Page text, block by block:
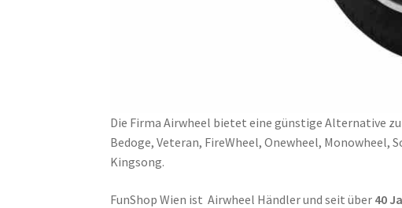
Die Firma Airwheel bietet eine günstige Alternative
Bedoge, Veteran, FireWheel, Onewheel, Monowheel,
Kingsong.
FunShop Wien ist Airwheel Händler und seit über 40